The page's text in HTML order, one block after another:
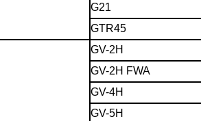
G21
GTR45
GV-2H
GV-2H FWA
GV-4H
GV-5H